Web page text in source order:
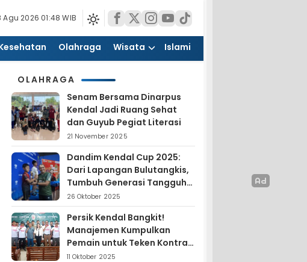
2026 01:48 WIB
Olahraga Wisata Islami
OLAHRAGA
Senam Bersama Dinarpus
Kendal Jadi Ruang Sehat
dan Guyub Pegiat Literasi
21 November 2025
Dandim Kendal Cup 2025:
Dari Lapangan Bulutangkis,
Tumbuh Generasi Tangguh
dan Nasionalis
26 Oktober 2025
Persik Kendal Bangkit!
Manajemen Kumpulkan
Pemain untuk Teken Kontrak
Jelang Liga 4
11 Oktober 2025